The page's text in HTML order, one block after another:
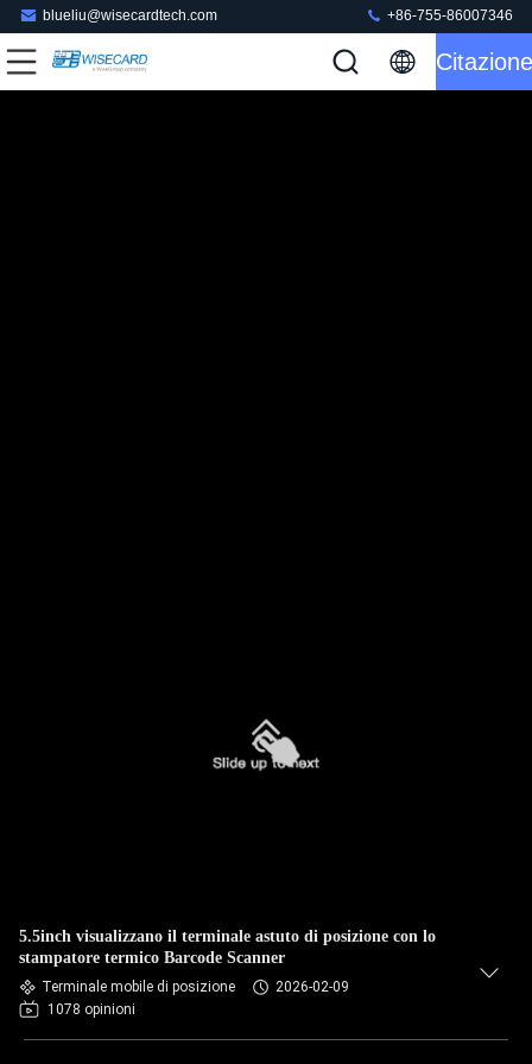
blueliu@wisecardtech.com +86-755-86007346
Citazione
5.5inch visualizzano il terminale astuto di posizione con lo
stampatore termico Barcode Scanner
Terminale mobile di posizione
2026-02-09
1078 opinioni